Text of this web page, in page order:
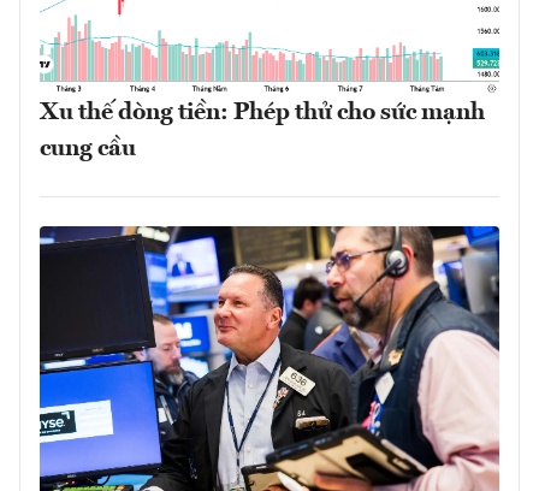
Xu thế dòng tiền: Phép thử cho sức mạnh
cung cầu